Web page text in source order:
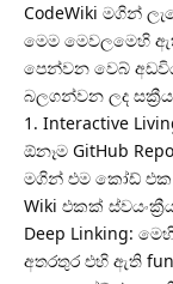
​CodeWiki මගින්
​මෙම මෙවලමෙහි
පෙන්වන වෙබ්
බලගන්වන ලද
​1. Interactive
​ඕනෑම GitHub
මගින් එම කෝඩ් එක
Wiki එකක්
​Deep Linking:
අතරතුර එහි ඇති